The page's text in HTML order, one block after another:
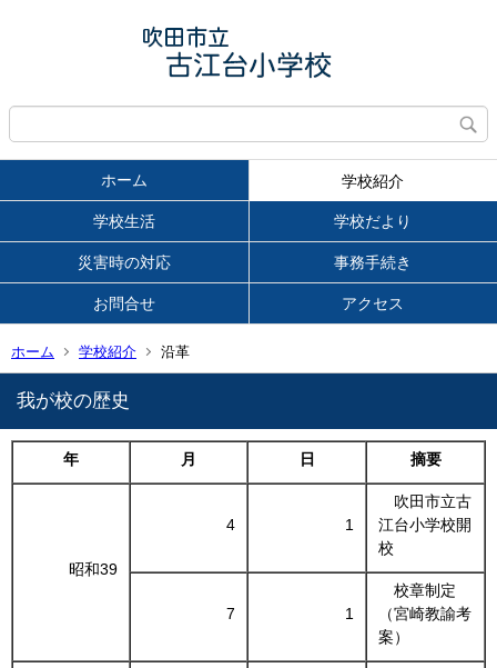
ホーム 学校紹介
学校生活 学校だより
災害時の対応 事務手続き
お問合せ アクセス
ホーム 学校紹介 沿革
我が校の歴史
年 月 日 摘要
昭和39
4 1
吹田市立古
江台小学校開
校
7 1
校章制定
（宮崎教諭考
案）